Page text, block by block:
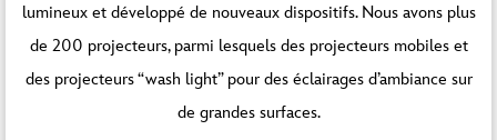
lumineux et développé de nouveaux dispositifs. Nous avons plus
de 200 projecteurs, parmi lesquels des projecteurs mobiles et
des projecteurs “wash light” pour des éclairages d’ambiance sur
de grandes surfaces.